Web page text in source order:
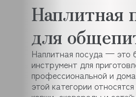
Наплитная
для
Наплитная посуда — это
инструмент для
профессиональной и
этой категории